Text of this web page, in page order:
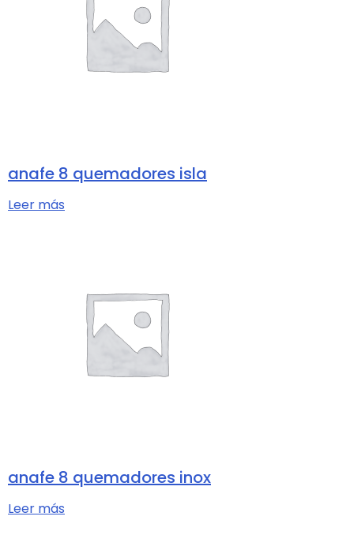
anafe 8 quemadores isla
Leer más
anafe 8 quemadores inox
Leer más